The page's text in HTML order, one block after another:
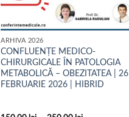
ARHIVA 2026
CONFLUENȚE MEDICO-
CHIRURGICALE ÎN PATOLOGIA
METABOLICĂ – OBEZITATEA | 26
FEBRUARIE 2026 | HIBRID